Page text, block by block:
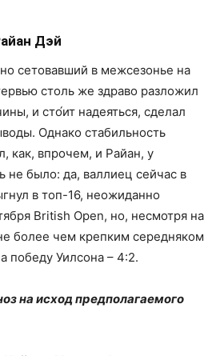
Дэй
сетовавший в межсезонье на
столь же здраво разложил
и сто́ит надеяться, сделал
Однако стабильность
как, впрочем, и Райан, у
не было: да, валлиец сейчас в
в топ-16, неожиданно
British Open, но, несмотря на
более чем крепким середняком
победу Уилсона – 4:2.
на исход предполагаемого